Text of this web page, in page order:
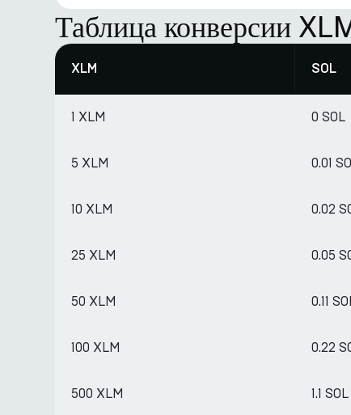
Таблица конверсии
XLM SOL
1 XLM 0 SOL
5 XLM 0.01
10 XLM 0.02
25 XLM 0.05
50 XLM 0.11
100 XLM 0.22
500 XLM 1.1 SOL